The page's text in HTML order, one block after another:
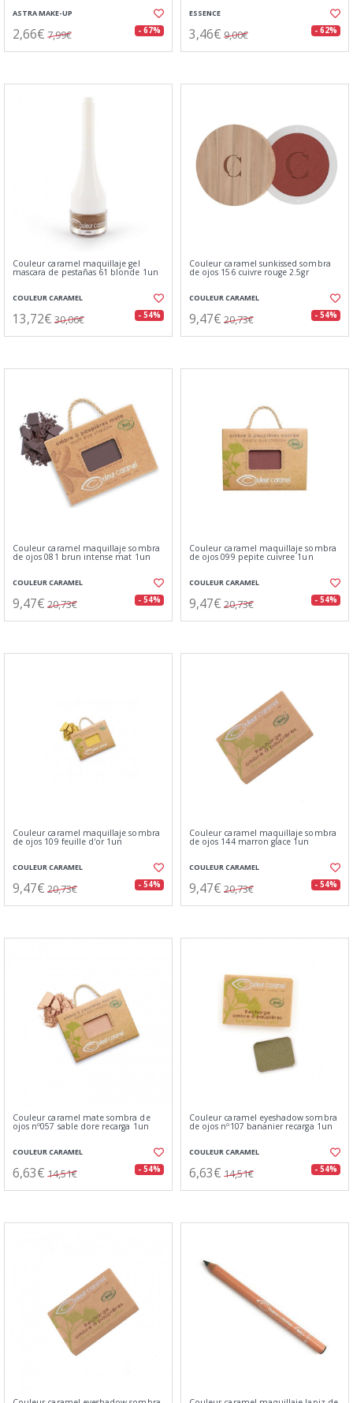
ASTRA MAKE-UP
2,66€ 7,99€ - 67%
ESSENCE
3,46€ 9,00€ - 62%
Couleur caramel maquillaje gel
mascara de pestañas 61 blonde 1un
COULEUR CARAMEL
13,72€ 30,06€ - 54%
Couleur caramel sunkissed sombra
de ojos 156 cuivre rouge 2.5gr
COULEUR CARAMEL
9,47€ 20,73€ - 54%
Couleur caramel maquillaje sombra
de ojos 081 brun intense mat 1un
COULEUR CARAMEL
9,47€ 20,73€ - 54%
Couleur caramel maquillaje sombra
de ojos 099 pepite cuivree 1un
COULEUR CARAMEL
9,47€ 20,73€ - 54%
Couleur caramel maquillaje sombra
de ojos 109 feuille d'or 1un
COULEUR CARAMEL
9,47€ 20,73€ - 54%
Couleur caramel maquillaje sombra
de ojos 144 marron glace 1un
COULEUR CARAMEL
9,47€ 20,73€ - 54%
Couleur caramel mate sombra de
ojos nº057 sable dore recarga 1un
COULEUR CARAMEL
6,63€ 14,51€ - 54%
Couleur caramel eyeshadow sombra
de ojos nº107 bananier recarga 1un
COULEUR CARAMEL
6,63€ 14,51€ - 54%